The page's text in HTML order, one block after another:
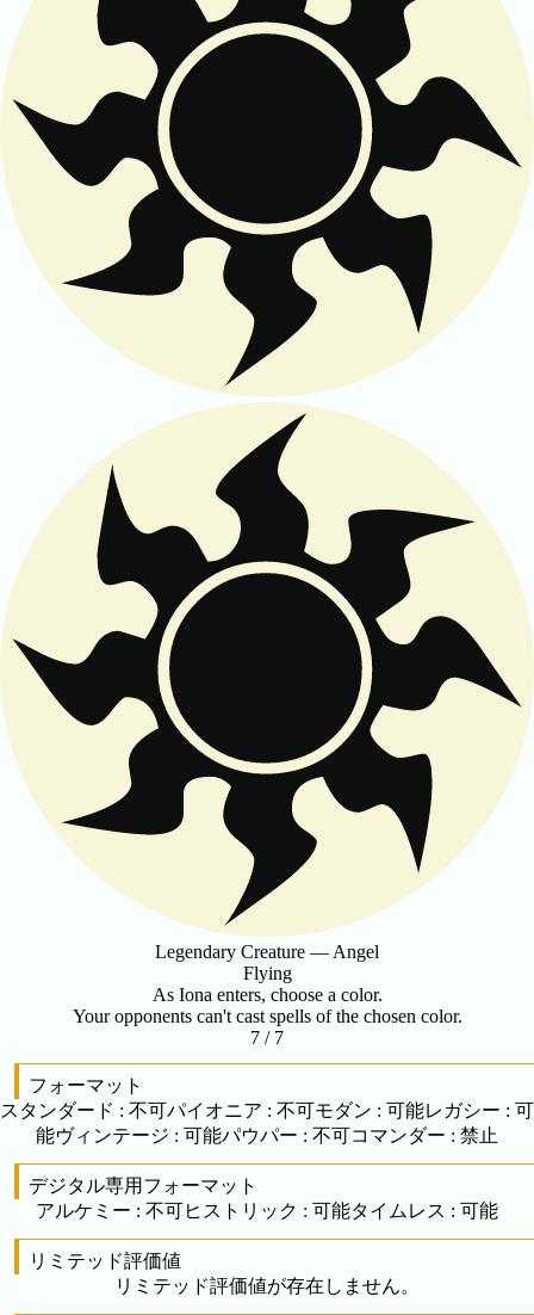
Legendary Creature — Angel
Flying
As Iona enters, choose a color.
Your opponents can't cast spells of the chosen color.
7 / 7
フォーマット
スタンダード : 不可パイオニア : 不可モダン : 可能レガシー : 可
能ヴィンテージ : 可能パウパー : 不可コマンダー : 禁止
デジタル専用フォーマット
アルケミー : 不可ヒストリック : 可能タイムレス : 可能
リミテッド評価値
リミテッド評価値が存在しません。